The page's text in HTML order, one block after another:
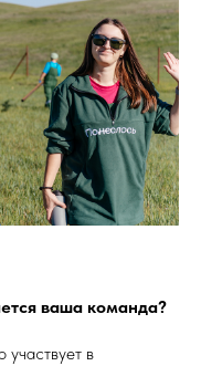
ваша команда?
в